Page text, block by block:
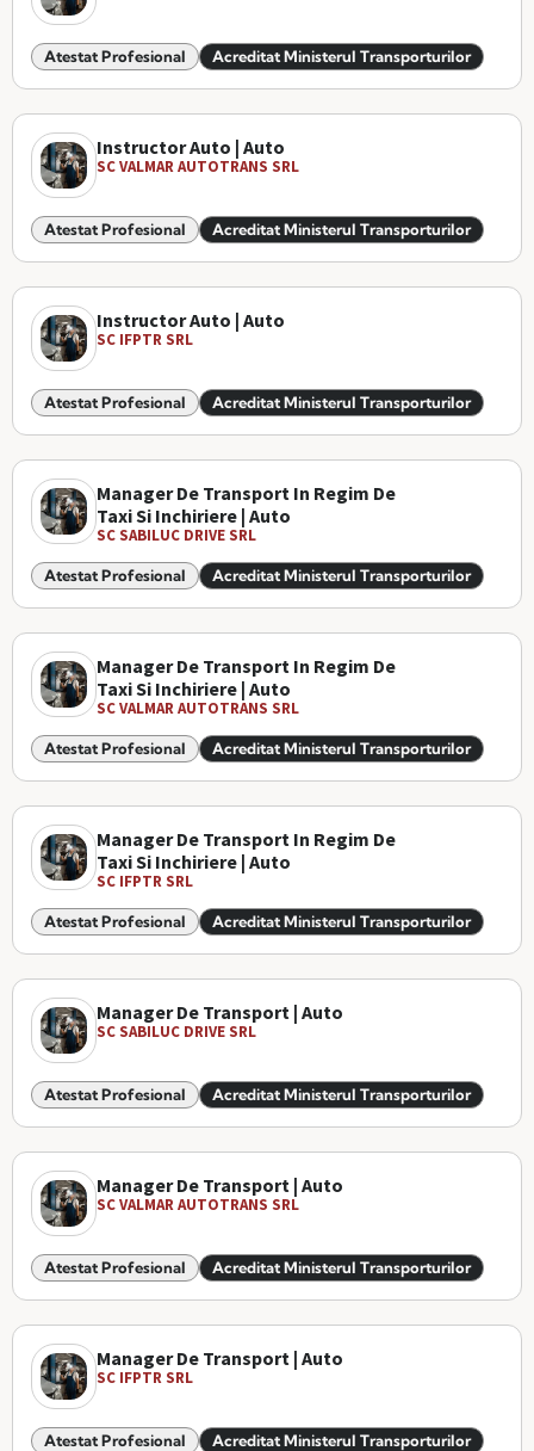
Atestat Profesional Acreditat Ministerul Transporturilor
Instructor Auto | Auto
SC VALMAR AUTOTRANS SRL
Atestat Profesional Acreditat Ministerul Transporturilor
Instructor Auto | Auto
SC IFPTR SRL
Atestat Profesional Acreditat Ministerul Transporturilor
Manager De Transport In Regim De
Taxi Si Inchiriere | Auto
SC SABILUC DRIVE SRL
Atestat Profesional Acreditat Ministerul Transporturilor
Manager De Transport In Regim De
Taxi Si Inchiriere | Auto
SC VALMAR AUTOTRANS SRL
Atestat Profesional Acreditat Ministerul Transporturilor
Manager De Transport In Regim De
Taxi Si Inchiriere | Auto
SC IFPTR SRL
Atestat Profesional Acreditat Ministerul Transporturilor
Manager De Transport | Auto
SC SABILUC DRIVE SRL
Atestat Profesional Acreditat Ministerul Transporturilor
Manager De Transport | Auto
SC VALMAR AUTOTRANS SRL
Atestat Profesional Acreditat Ministerul Transporturilor
Manager De Transport | Auto
SC IFPTR SRL
Atestat Profesional Acreditat Ministerul Transporturilor